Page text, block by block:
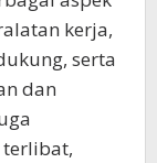
kerja,
serta
dan